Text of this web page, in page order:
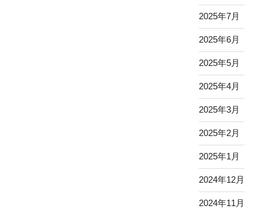
2025年7月
2025年6月
2025年5月
2025年4月
2025年3月
2025年2月
2025年1月
2024年12月
2024年11月